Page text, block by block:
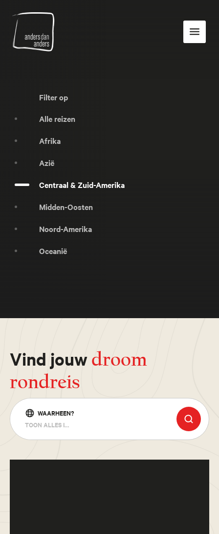
Anders
dan
Toon
navigatie
Filter op
Alle reizen
Afrika
Azië
Centraal & Zuid-Amerika
Midden-Oosten
Noord-Amerika
Oceanië
Vind jouwdroom
rondreis
WAARHEEN?
TOON ALLES IN CENTRAAL & ZUID-AMERIKA